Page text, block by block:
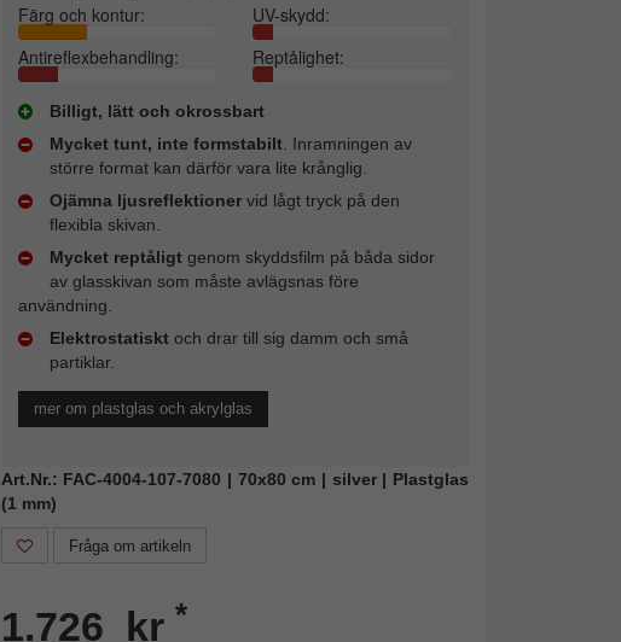
Färg och kontur:
UV-skydd:
Antireflexbehandling:
Reptålighet:
Billigt, lätt och okrossbart
Mycket tunt, inte formstabilt. Inramningen av
större format kan därför vara lite krånglig.
Ojämna ljusreflektionervid lågt tryck på den
flexibla skivan.
Mycket reptåligtgenom skyddsfilm på båda sidor
av glasskivan som måste avlägsnas före
användning.
Elektrostatisktoch drar till sig damm och små
partiklar.
mer om plastglas och akrylglas
Art.Nr.: FAC-4004-107-7080 | 70x80 cm | silver | Plastglas
(1 mm)
Fråga om artikeln
1.726 kr *